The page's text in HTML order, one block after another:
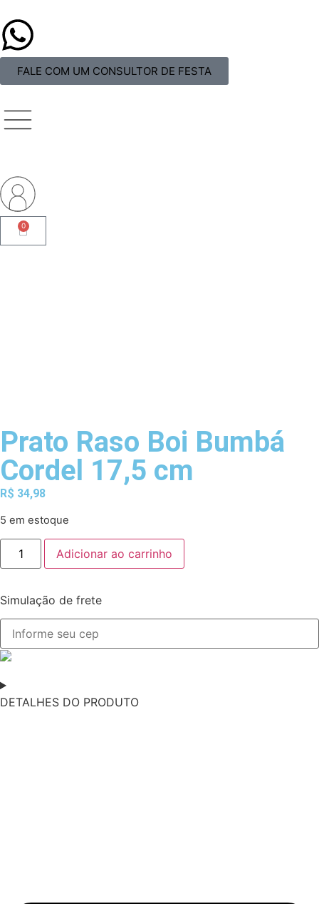
FALE COM UM CONSULTOR DE FESTA
0
Prato Raso Boi Bumbá
Cordel 17,5 cm
R$ 34,98
5 em estoque
Adicionar ao carrinho
Simulação de frete
DETALHES DO PRODUTO